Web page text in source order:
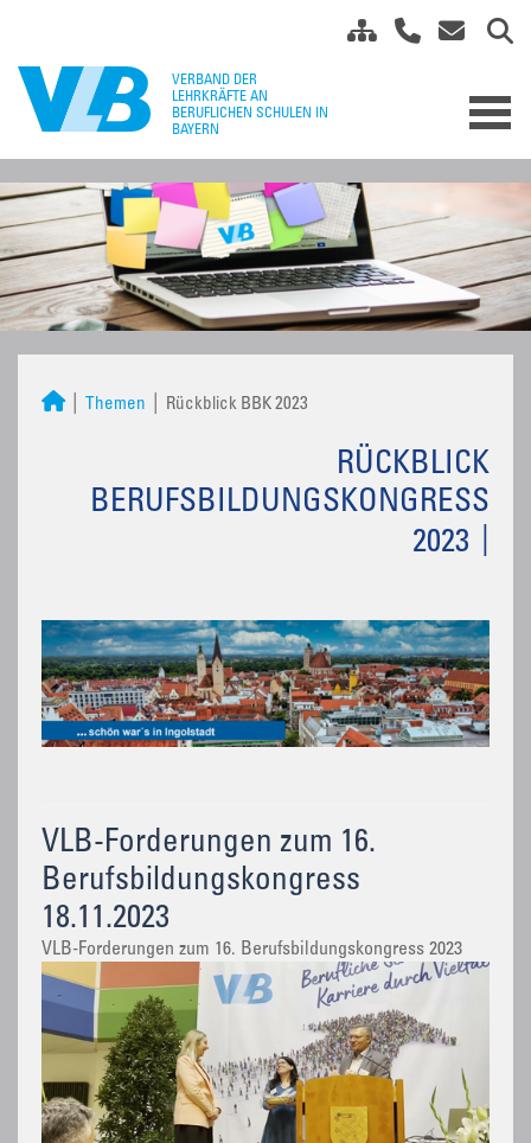
Themen Rückblick BBK 2023
RÜCKBLICK
BERUFSBILDUNGSKONGRESS
2023
VLB-Forderungen zum 16.
Berufsbildungskongress
18.11.2023
VLB-Forderungen zum 16. Berufsbildungskongress 2023